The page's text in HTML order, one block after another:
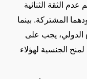
الثقة الثنائية
المشتركة. بينما
الدولي، يجب على
الجنسية لهؤلاء